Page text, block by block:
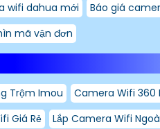
wifi dahua mới
Báo giá
mã vận đơn
Trộm Imou
Camera Wifi 360
Giá Rẻ
Lắp Camera Wifi